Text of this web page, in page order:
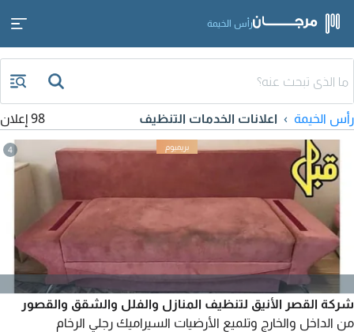
رأس الخيمة
رأس الخيمة اعلانات الخدمات التنظيف 98 إعلان
4
شركة القصر الأنيق لتنظيف المنازل والفلل والشقق والقصور
من الداخل والخارج وتلميع الأرضيات السيراميك رجلي الرخام